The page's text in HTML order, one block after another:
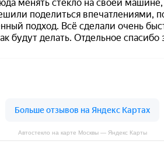
Автостекло на карте Москвы — Яндекс Карты